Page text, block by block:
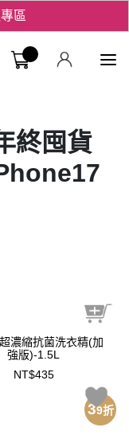
區
！購物
終囤貨
濃縮抗菌洗衣精(加
強版)-1.5L
NT$435
39折